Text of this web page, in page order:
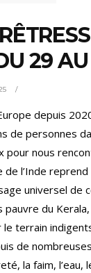
29
depuis
de personnes
pour nous
de l’Inde
universel de
du
terrain
de
la faim, l’eau,